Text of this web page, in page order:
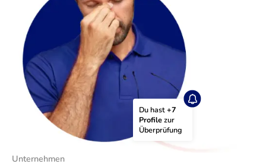
Du hast +7
Profile zur
Überprüfung
Unternehmen